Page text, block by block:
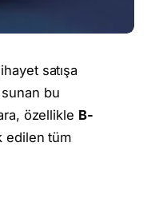
satışa
bu
özellikle B-
edilen tüm